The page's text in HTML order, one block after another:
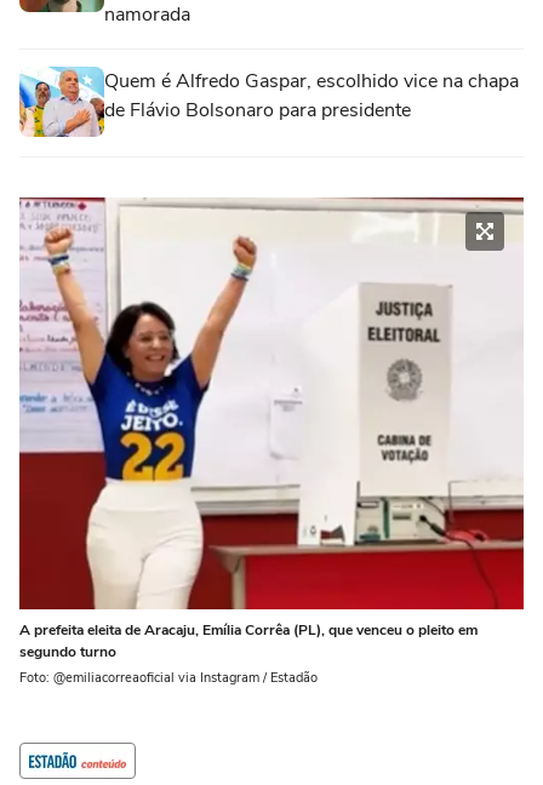
namorada
Quem é Alfredo Gaspar, escolhido vice na chapa
de Flávio Bolsonaro para presidente
A prefeita eleita de Aracaju, Emília Corrêa (PL), que venceu o pleito em
segundo turno
Foto: @emiliacorreaoficial via Instagram / Estadão